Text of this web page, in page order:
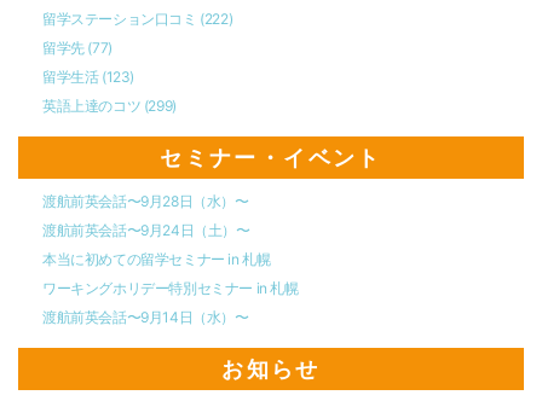
留学ステーション口コミ (222)
留学先 (77)
留学生活 (123)
英語上達のコツ (299)
セミナー・イベント
渡航前英会話〜9月28日（水）〜
渡航前英会話〜9月24日（土）〜
本当に初めての留学セミナー in 札幌
ワーキングホリデー特別セミナー in 札幌
渡航前英会話〜9月14日（水）〜
お知らせ